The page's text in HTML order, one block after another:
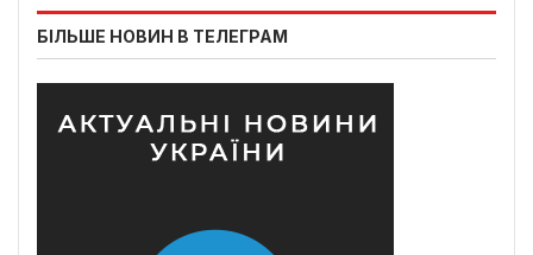
БІЛЬШЕ НОВИН В ТЕЛЕГРАМ